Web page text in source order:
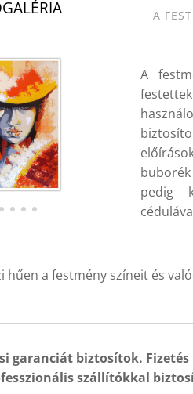
A
A
pedig
a festmény színeit és
garanciát biztosítok. Fizetés
szállítókkal